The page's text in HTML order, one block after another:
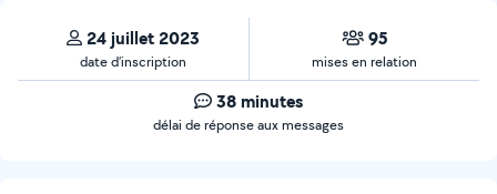
24 juillet 2023
date d’inscription
95
mises en relation
38 minutes
délai de réponse aux messages